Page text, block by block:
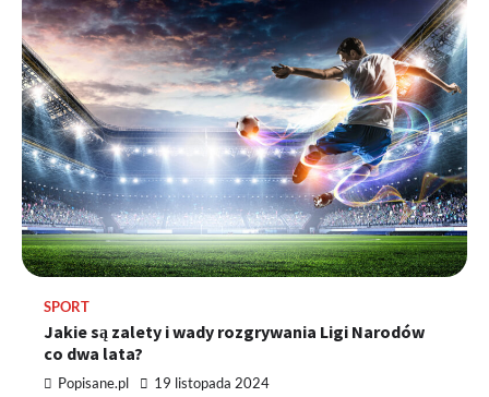
SPORT
Jakie są zalety i wady rozgrywania Ligi Narodów
co dwa lata?
Popisane.pl 19 listopada 2024